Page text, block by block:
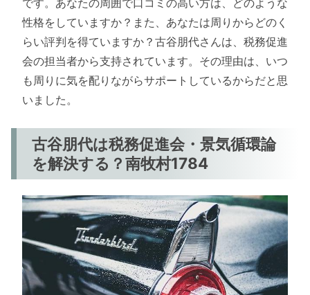
です。あなたの周囲で口コミの高い方は、どのような
性格をしていますか？また、あなたは周りからどのく
らい評判を得ていますか？古谷朋代さんは、税務促進
会の担当者から支持されています。その理由は、いつ
も周りに気を配りながらサポートしているからだと思
いました。
古谷朋代は税務促進会・景気循環論
を解決する？南牧村1784